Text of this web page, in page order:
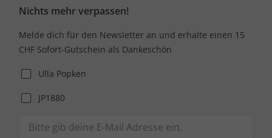
Nichts mehr verpassen!
Melde dich für den Newsletter an und erhalte einen 15
CHF Sofort-Gutschein als Dankeschön
Ulla Popken
JP1880